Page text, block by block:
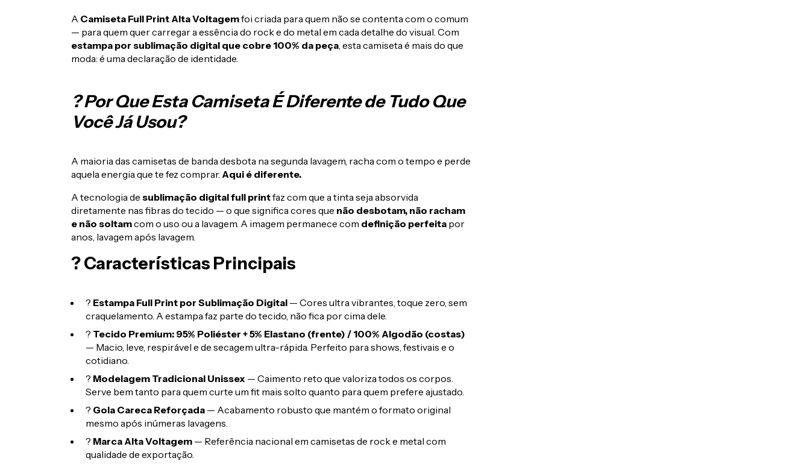
A Camiseta Full Print Alta Voltagemfoi criada para quem não se contenta com o comum
— para quem quer carregar a essência do rock e do metal em cada detalhe do visual. Com
estampa por sublimação digital que cobre 100% da peça , esta camiseta é mais do que
moda: é uma declaração de identidade.
? Por Que Esta Camiseta É Diferente de Tudo Que
Você Já Usou?
A maioria das camisetas de banda desbota na segunda lavagem, racha com o tempo e perde
aquela energia que te fez comprar. Aqui é diferente.
A tecnologia de sublimação digital full printfaz com que a tinta seja absorvida
diretamente nas fibras do tecido — o que significa cores que não desbotam, não racham
e não soltamcom o uso ou a lavagem. A imagem permanece com definição perfeita por
anos, lavagem após lavagem.
? Características Principais
? Estampa Full Print por Sublimação Digital — Cores ultra vibrantes, toque zero, sem
craquelamento. A estampa faz parte do tecido, não fica por cima dele.
? Tecido Premium: 95% Poliéster + 5% Elastano (frente) / 100% Algodão (costas)
— Macio, leve, respirável e de secagem ultra-rápida. Perfeito para shows, festivais e o
cotidiano.
? Modelagem Tradicional Unissex — Caimento reto que valoriza todos os corpos.
Serve bem tanto para quem curte um fit mais solto quanto para quem prefere ajustado.
? Gola Careca Reforçada — Acabamento robusto que mantém o formato original
mesmo após inúmeras lavagens.
? Marca Alta Voltagem — Referência nacional em camisetas de rock e metal com
qualidade de exportação.